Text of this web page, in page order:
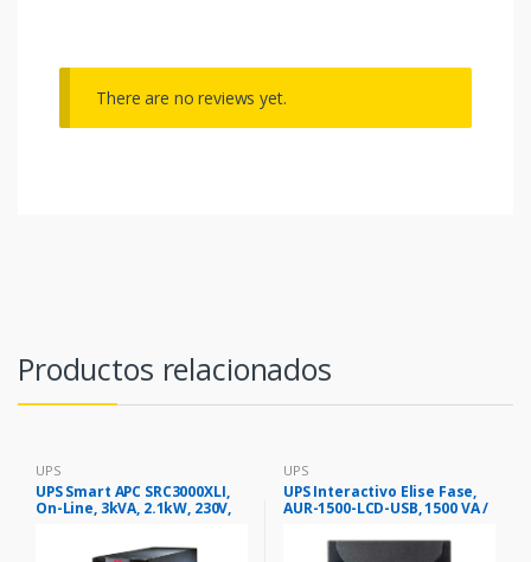
There are no reviews yet.
Productos relacionados
UPS
UPS Smart APC SRC3000XLI,
On-Line, 3kVA, 2.1kW, 230V,
UPS
UPS Interactivo Elise Fase,
AUR-1500-LCD-USB, 1500 VA /
USB-HID.